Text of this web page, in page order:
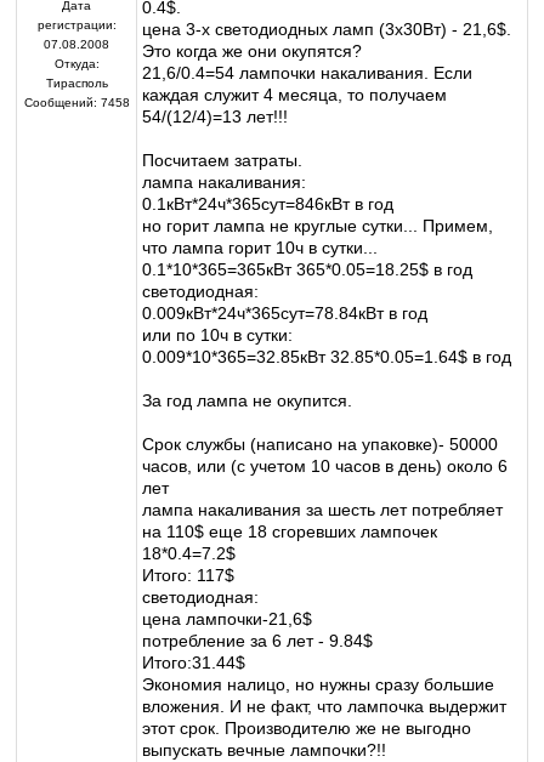
Дата
регистрации:
07.08.2008
Откуда:
Тирасполь
Сообщений: 7458
0.4$.
цена 3-х светодиодных ламп (3х30Вт) - 21,6$.
Это когда же они окупятся?
21,6/0.4=54 лампочки накаливания. Если
каждая служит 4 месяца, то получаем
54/(12/4)=13 лет!!!
Посчитаем затраты.
лампа накаливания:
0.1кВт*24ч*365сут=846кВт в год
но горит лампа не круглые сутки... Примем,
что лампа горит 10ч в сутки...
0.1*10*365=365кВт 365*0.05=18.25$ в год
светодиодная:
0.009кВт*24ч*365сут=78.84кВт в год
или по 10ч в сутки:
0.009*10*365=32.85кВт 32.85*0.05=1.64$ в год
За год лампа не окупится.
Срок службы (написано на упаковке)- 50000
часов, или (с учетом 10 часов в день) около 6
лет
лампа накаливания за шесть лет потребляет
на 110$ еще 18 сгоревших лампочек
18*0.4=7.2$
Итого: 117$
светодиодная:
цена лампочки-21,6$
потребление за 6 лет - 9.84$
Итого:31.44$
Экономия налицо, но нужны сразу большие
вложения. И не факт, что лампочка выдержит
этот срок. Производителю же не выгодно
выпускать вечные лампочки?!!